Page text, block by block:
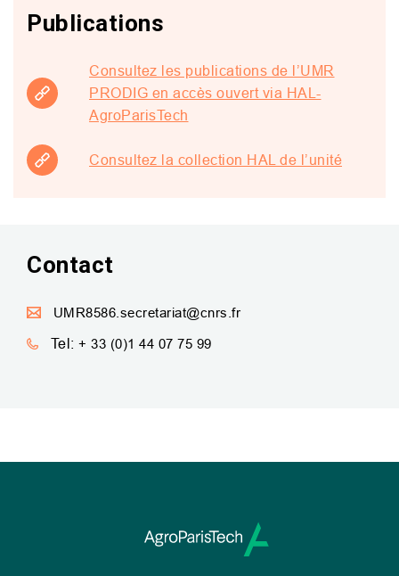
Publications
Consultez les publications de l’UMR
PRODIG en accès ouvert via HAL-
AgroParisTech
Consultez la collection HAL de l’unité
Contact
UMR8586.secretariat@cnrs.fr
Tel: + 33 (0)1 44 07 75 99